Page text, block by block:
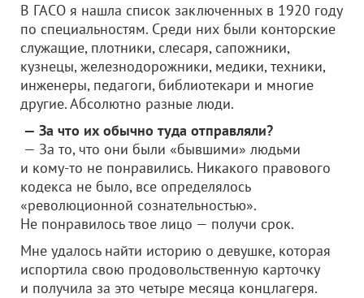
В ГАСО я нашла список заключенных в 1920 году
по специальностям. Среди них были конторские
служащие, плотники, слесаря, сапожники,
кузнецы, железнодорожники, медики, техники,
инженеры, педагоги, библиотекари и многие
другие. Абсолютно разные люди.
— За что их обычно туда отправляли?
— За то, что они были «бывшими» людьми
и кому-то не понравились. Никакого правового
кодекса не было, все определялось
«революционной сознательностью».
Не понравилось твое лицо — получи срок.
Мне удалось найти историю о девушке, которая
испортила свою продовольственную карточку
и получила за это четыре месяца концлагеря.